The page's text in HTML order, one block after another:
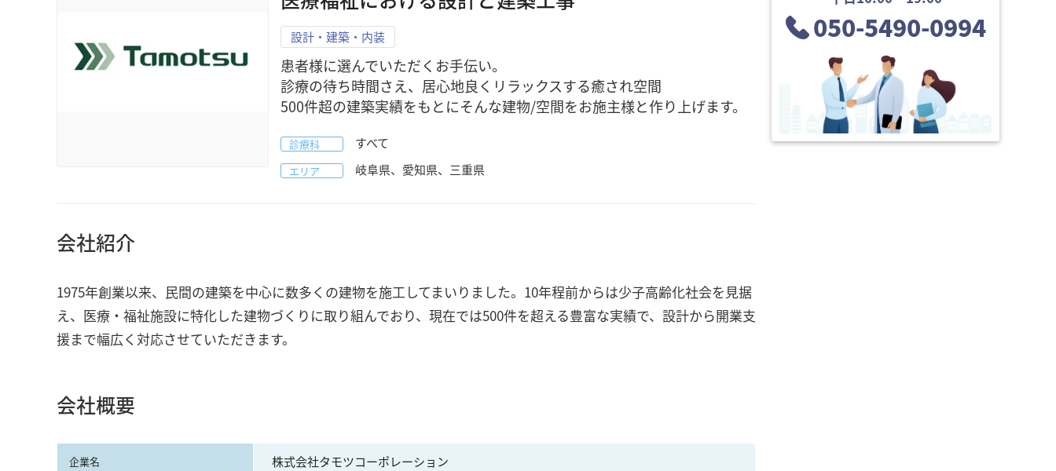
設計・建築・内装
患者様に選んでいただくお手伝い。
診療の待ち時間さえ、居心地良くリラックスする癒され空間
500件超の建築実績をもとにそんな建物/空間をお施主様と作り上げます。
診療科 すべて
エリア 岐阜県、愛知県、三重県
会社紹介
1975年創業以来、民間の建築を中心に数多くの建物を施工してまいりました。10年程前からは少子高齢化社会を見据
え、医療・福祉施設に特化した建物づくりに取り組んでおり、現在では500件を超える豊富な実績で、設計から開業支
援まで幅広く対応させていただきます。
会社概要
企業名 株式会社タモツコーポレーション
050-5490-0994